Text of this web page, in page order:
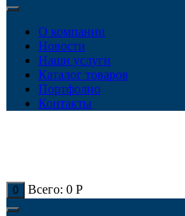
О компании
Новости
Наши услуги
Каталог товаров
Портфолио
Контакты
0 Всего: 0 Р